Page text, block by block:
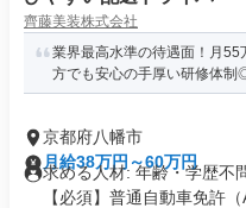
齊藤美装株式会社
業界最高水準の待遇面！月
方でも安心の手厚い研修体
京都府八幡市
月給38万円～60万円
求める人材: 年齢・学歴不
【必須】普通自動車免許（